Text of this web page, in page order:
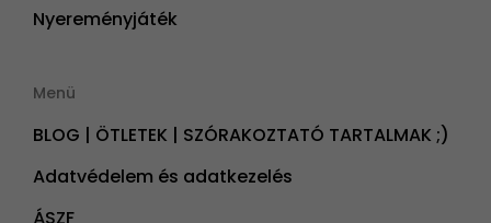
Nyereményjáték
Menü
BLOG | ÖTLETEK | SZÓRAKOZTATÓ TARTALMAK ;)
Adatvédelem és adatkezelés